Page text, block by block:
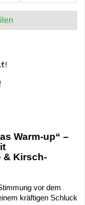
Warm-up“ –
& Kirsch-
vor dem
kräftigen Schluck